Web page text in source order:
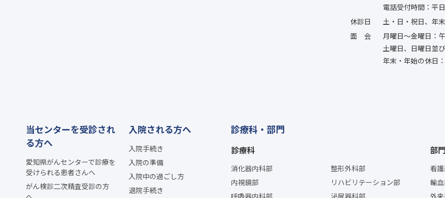
電話受付時間：平
休診日
土・日・祝日、年
面会
月曜日〜金曜日：
土曜日、日曜日並
年末・年始の休日
当センターを受診され
る方へ
愛知県がんセンターで診療を
受けられる患者さんへ
がん検診二次精査受診の方
入院される方へ
入院手続き
入院の準備
入院中の過ごし方
退院手続き
診療科・部門
診療科
消化器内科部
内視鏡部
呼吸器内科部
整形外科部
リハビリテーション部
泌尿器科部
部
看
輸
外